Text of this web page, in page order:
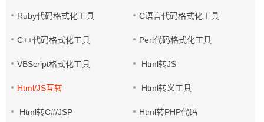
Ruby代码格式化工具 C语言代码格式化工具
C++代码格式化工具 Perl代码格式化工具
VBScript格式化工具 Html转JS
Html/JS互转 Html转义工具
Html转C#/JSP Html转PHP代码